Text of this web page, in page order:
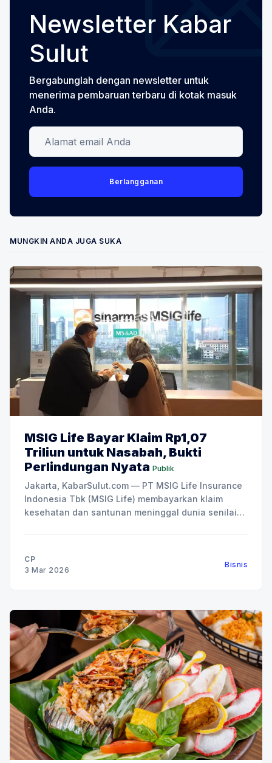
Newsletter Kabar
Sulut
Bergabunglah dengan newsletter untuk
menerima pembaruan terbaru di kotak masuk
Anda.
Alamat email Anda
Berlangganan
MUNGKIN ANDA JUGA SUKA
MSIG Life Bayar Klaim Rp1,07
Triliun untuk Nasabah, Bukti
Perlindungan Nyata Publik
Jakarta, KabarSulut.com — PT MSIG Life Insurance
Indonesia Tbk (MSIG Life) membayarkan klaim
kesehatan dan santunan meninggal dunia senilai
keluarga yang kehilangan orang terkasih.
CP
3 Mar 2026
Bisnis